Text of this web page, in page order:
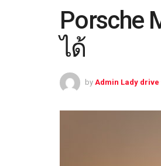
Porsche
ได้
by Admin Lady